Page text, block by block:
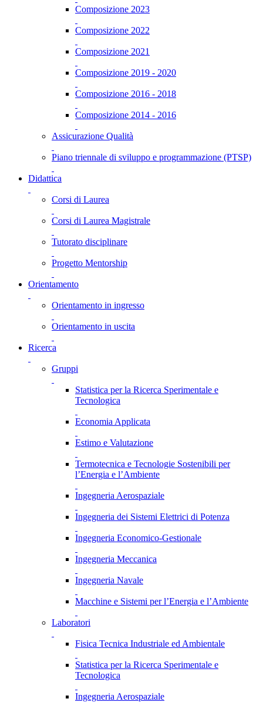
Composizione 2023
Composizione 2022
Composizione 2021
Composizione 2019 - 2020
Composizione 2016 - 2018
Composizione 2014 - 2016
Assicurazione Qualità
Piano triennale di sviluppo e programmazione (PTSP)
Didattica
Corsi di Laurea
Corsi di Laurea Magistrale
Tutorato disciplinare
Progetto Mentorship
Orientamento
Orientamento in ingresso
Orientamento in uscita
Ricerca
Gruppi
Statistica per la Ricerca Sperimentale e
Tecnologica
Economia Applicata
Estimo e Valutazione
Termotecnica e Tecnologie Sostenibili per
l’Energia e l’Ambiente
Ingegneria Aerospaziale
Ingegneria dei Sistemi Elettrici di Potenza
Ingegneria Economico-Gestionale
Ingegneria Meccanica
Ingegneria Navale
Macchine e Sistemi per l’Energia e l’Ambiente
Laboratori
Fisica Tecnica Industriale ed Ambientale
Statistica per la Ricerca Sperimentale e
Tecnologica
Ingegneria Aerospaziale